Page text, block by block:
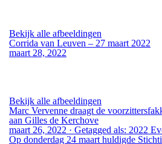
Bekijk alle afbeeldingen
Corrida van Leuven – 27 maart 2022
maart 28, 2022
Bekijk alle afbeeldingen
Marc Vervenne draagt de
aan Gilles de Kerchove
maart 26, 2022 · Getagged als: 2022
Op donderdag 24 maart huldigde